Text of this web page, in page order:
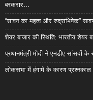
बरकरार…
“सावन का महत्व और रुद्राभिषेक”
शेयर बाजार की स्थिति: भारतीय
प्रधानमंत्री मोदी ने एनडीए सांसदों
लोकसभा में हंगामे के कारण प्रश्नकाल